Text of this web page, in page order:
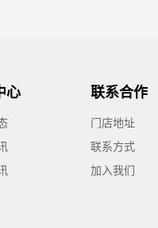
心 联系合作
门店地址
联系方式
加入我们